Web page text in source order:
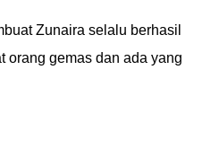
Zunaira selalu berhasil
orang gemas dan ada yang